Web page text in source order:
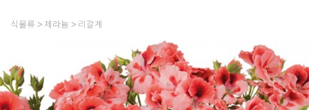
5 꽃씨
식물류 제라늄 리갈계